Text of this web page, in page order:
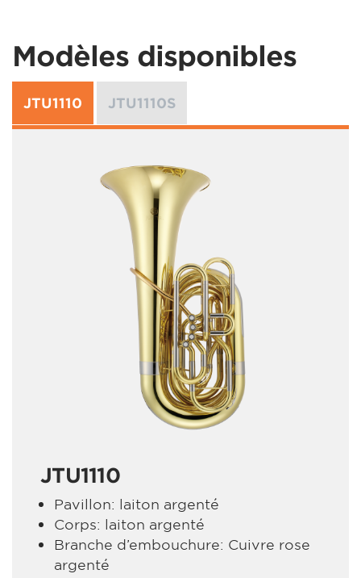
Modèles disponibles
JTU1110 JTU1110S
JTU1110
Pavillon: laiton argenté
Corps: laiton argenté
Branche d’embouchure: Cuivre rose
argenté